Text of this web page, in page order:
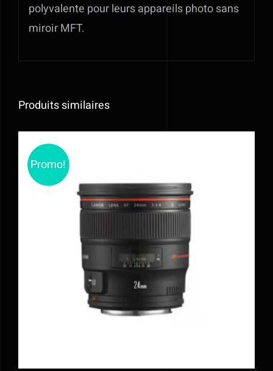
polyvalente pour leurs appareils photo sans
miroir MFT.
Produits similaires
Promo!
AJOUTER AU PANIER / DÉTAILS